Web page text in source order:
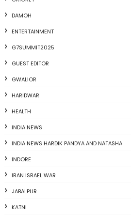
DAMOH
ENTERTAINMENT
G7SUMMIT2025
GUEST EDITOR
GWALIOR
HARIDWAR
HEALTH
INDIA NEWS
INDIA NEWS HARDIK PANDYA AND NATASHA
INDORE
IRAN ISRAEL WAR
JABALPUR
KATNI